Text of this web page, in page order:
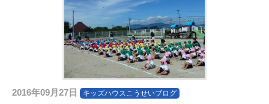
2016年09月27日 キッズハウスこうせいブログ